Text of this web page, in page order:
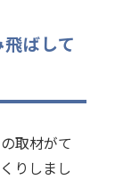
飛ばして
取材がて
りしまし